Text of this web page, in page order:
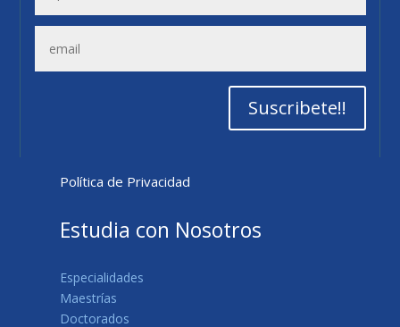
Suscribete!!
Política de Privacidad
Estudia con Nosotros
Especialidades
Maestrías
Doctorados